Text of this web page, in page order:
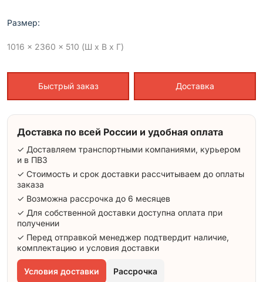
Размер:
1016 x 2360 x 510 (Ш x В x Г)
Быстрый заказ Доставка
Доставка по всей России и удобная оплата
✓ Доставляем транспортными компаниями, курьером
и в ПВЗ
✓ Стоимость и срок доставки рассчитываем до оплаты
заказа
✓ Возможна рассрочка до 6 месяцев
✓ Для собственной доставки доступна оплата при
получении
✓ Перед отправкой менеджер подтвердит наличие,
комплектацию и условия доставки
Условия доставки Рассрочка